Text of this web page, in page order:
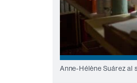
Anne-Hélène Suárez al